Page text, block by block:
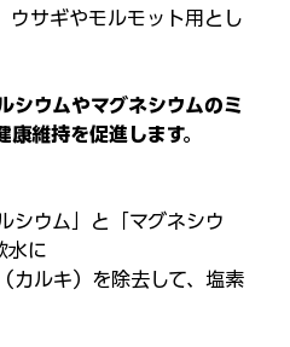
ウサギやモルモット用とし
シウムやマグネシウムのミ
維持を促進します。
ウム」と「マグネシウ
水に
カルキ）を除去して、塩素